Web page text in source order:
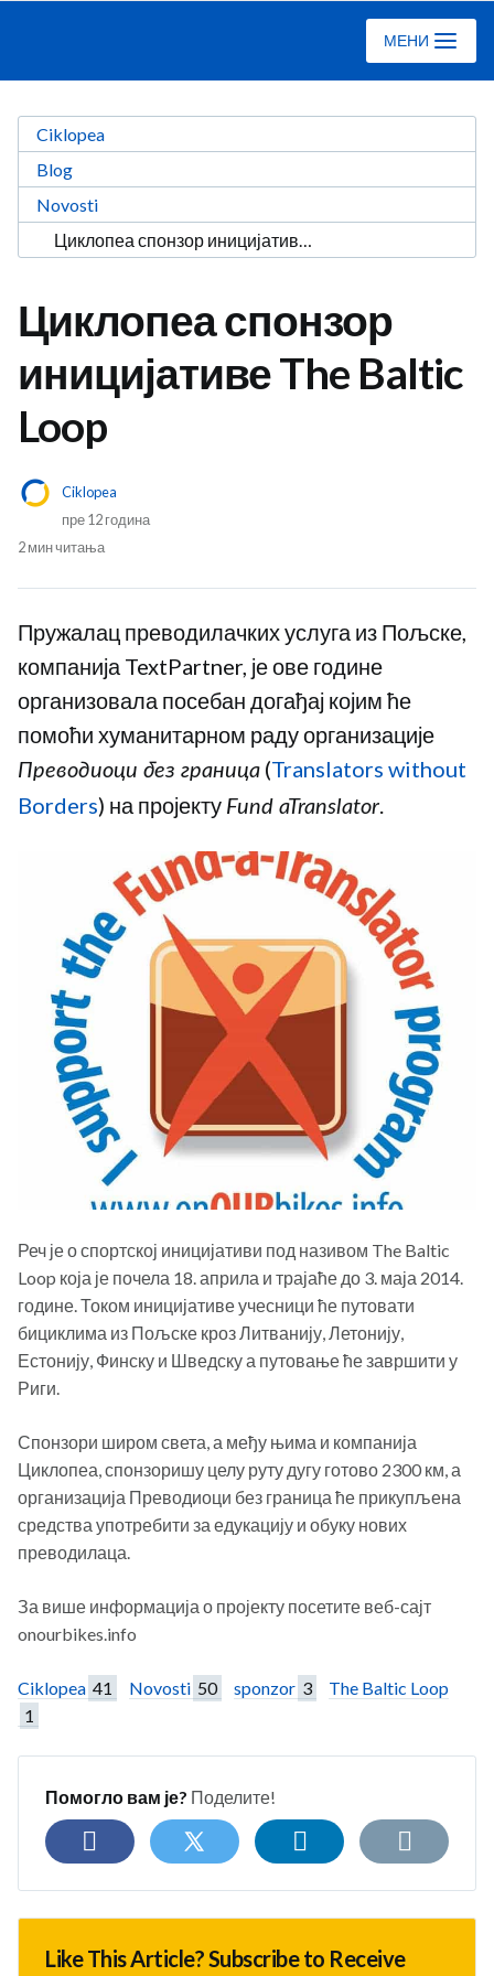
МЕНИ
Ciklopea
Blog
Novosti
Циклопеа спонзор иницијативе The Baltic Loop
Циклопеа спонзор
иницијативе The Baltic
Loop
Ciklopea
пре 12 година
2 мин читања
Пружалац преводилачких услуга из Пољске,
компанија TextPartner, је ове године
организовала посебан догађај којим ће
помоћи хуманитарном раду организације
Преводиоци без граница (Translators without
Borders) на пројекту Fund aTranslator.
Реч је о спортској иницијативи под називом The Baltic
Loop која је почела 18. априла и трајаће до 3. маја 2014.
године. Током иницијативе учесници ће путовати
бициклима из Пољске кроз Литванију, Летонију,
Естонију, Финску и Шведску а путовање ће завршити у
Риги.
Спонзори широм света, а међу њима и компанија
Циклопеа, спонзоришу целу руту дугу готово 2300 км, а
организација Преводиоци без граница ће прикупљена
средства употребити за едукацију и обуку нових
преводилаца.
За више информација о пројекту посетите веб-сајт
onourbikes.info
Ciklopea 41 Novosti 50 sponzor 3
The Baltic Loop
1
Помогло вам је? Поделите!
Like This Article? Subscribe to Receive